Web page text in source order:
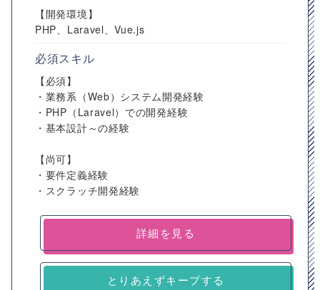
【開発環境】
PHP、Laravel、Vue.js
必須スキル
【必須】
・業務系（Web）システム開発経験
・PHP（Laravel）での開発経験
・基本設計～の経験
【尚可】
・要件定義経験
・スクラッチ開発経験
詳細を見る
とりあえずキープする